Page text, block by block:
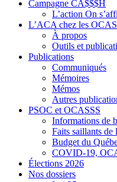
Campagne CA$$$H
L’action On
L’ACA chez les
À propos
Outils et
Publications
Communiqués
Mémoires
Mémos
Autres
PSOC et OCASSS
Informations de
Faits saillants
Budget du
COVID-19,
Élections 2026
Nos dossiers